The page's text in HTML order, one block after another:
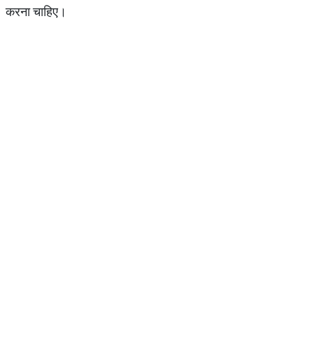
करना चाहिए।